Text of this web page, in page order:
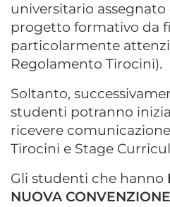
universitario
progetto formativo da
particolarmente
Regolamento Tirocini).
Soltanto,
studenti potranno
ricevere
Tirocini e Stage
Gli studenti che hanno
NUOVA